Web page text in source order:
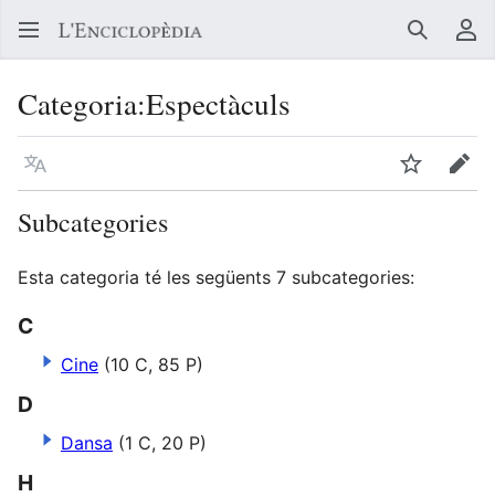
Buscar
Categoria:Espectàculs
Llegir en un atre idioma Vigilar
Subcategories
Esta categoria té les següents 7 subcategories:
C
Cine (10 C, 85 P)
D
Dansa (1 C, 20 P)
H